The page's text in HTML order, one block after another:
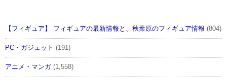
【フィギュア】 フィギュアの最新情報と、秋葉原のフィギュア情報 (804)
PC・ガジェット (191)
アニメ・マンガ(1,558)